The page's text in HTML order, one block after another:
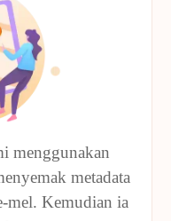
menggunakan
metadata
mel. Kemudian ia